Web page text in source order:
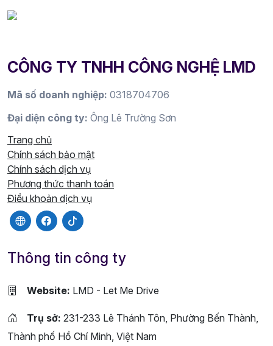
CÔNG TY TNHH CÔNG NGHỆ LMD
Mã số doanh nghiệp: 0318704706
Đại diện công ty: Ông Lê Trường Sơn
Trang chủ
Chính sách bảo mật
Chính sách dịch vụ
Phương thức thanh toán
Điều khoản dịch vụ
Thông tin công ty
Website: LMD - Let Me Drive
Trụ sở: 231-233 Lê Thánh Tôn, Phường Bến Thành,
Thành phố Hồ Chí Minh, Việt Nam